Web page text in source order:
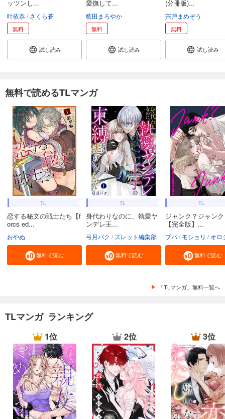
ッツンし...
叶依恭 さくら蒼
無料
試し読み
愛撫して...
藍田まろやか
無料
試し読み
(分冊版)...
宍戸まめぞう
無料
試し読み
無料で読めるTLマンガ
TL
恋する秘文の戦士たち【f
orcs ed...
おやぬ
無料で読む
TL
身代わりなのに、執愛ヤ
ンデレ王...
弓月バク ズレット編集部
無料で読む
TL
ジャンク？ジャン
【完全版】...
プパ モショリ オロ
無料で読む
「TLマンガ」無料一覧へ
TLマンガ ランキング
1位 2位 3位